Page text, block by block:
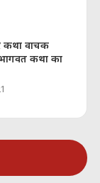
कथा वाचक
कथा का